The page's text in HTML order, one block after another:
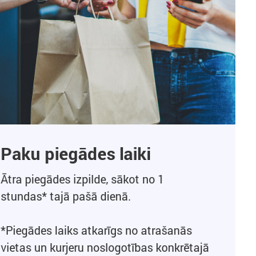
Paku piegādes laiki
Ātra piegādes izpilde, sākot no 1
stundas* tajā pašā dienā.
*Piegādes laiks atkarīgs no atrašanās
vietas un kurjeru noslogotības konkrētajā